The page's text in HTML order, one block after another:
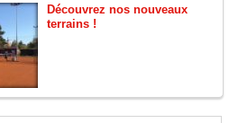
Découvrez nos nouveaux
terrains !